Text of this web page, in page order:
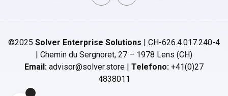
©2025 Solver Enterprise Solutions | CH-626.4.017.240-4
| Chemin du Sergnoret, 27 – 1978 Lens (CH)
Email: advisor@solver.store | Telefono: +41(0)27
4838011